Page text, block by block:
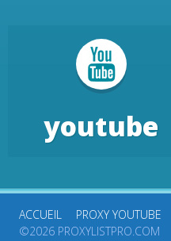
youtube
ACCUEIL PROXY YOUTUBE
©2026 PROXYLISTPRO.COM